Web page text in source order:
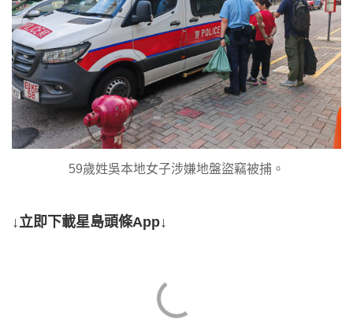
59歲姓吳本地女子涉嫌地盤盜竊被捕。
↓立即下載星島頭條App↓